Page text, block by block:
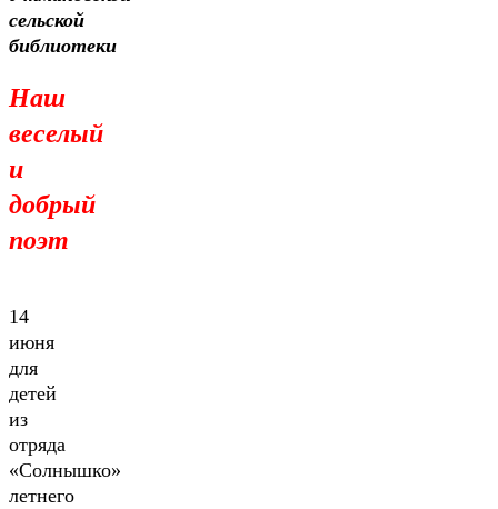
сельской
библиотеки
Наш
веселый
и
добрый
поэт
14
июня
для
детей
из
отряда
«Солнышко»
летнего